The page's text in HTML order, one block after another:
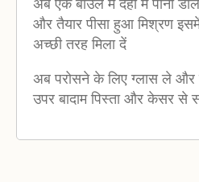
अब एक बाउल में दही में पानी
और तैयार पीसा हुआ मिश्रण
अच्छी तरह मिला दें
अब परोसने के लिए ग्लास ले
उपर बादाम पिस्ता और केसर से